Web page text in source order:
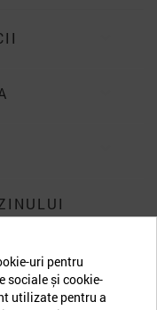
uri pentru
sociale și cookie-
utilizate pentru a